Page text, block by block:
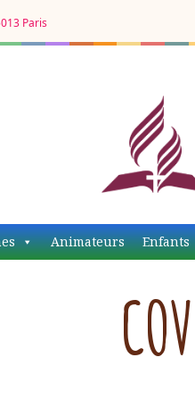
Paris
Animateurs Enfants